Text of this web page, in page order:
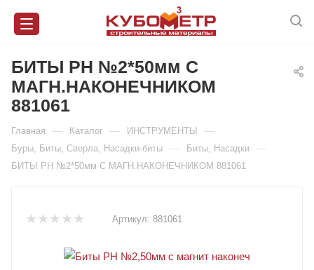
БИТЫ РН №2*50мм С
МАГН.НАКОНЕЧНИКОМ
881061
Главная — Каталог — ИНСТРУМЕНТЫ —
Буры, Биты, Сверла, Насадки-биты — Биты, Насадки —
БИТЫ РН №2*50мм С МАГН.НАКОНЕЧНИКОМ 881061
Артикул: 881061